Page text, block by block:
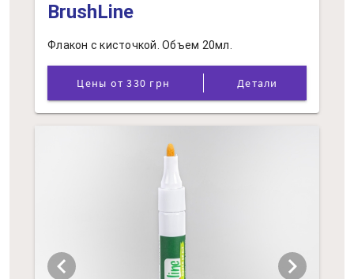
BrushLine
Флакон с кисточкой. Объем 20мл.
Цены от 330 грн Детали
chevron_left chevron_right